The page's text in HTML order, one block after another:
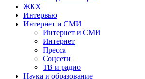
ЖКХ
Интервью
Интернет и СМИ
Интернет и СМИ
Интернет
Пресса
Соцсети
ТВ и радио
Наука и образование